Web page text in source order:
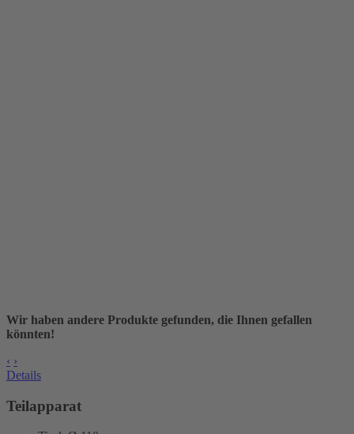
Wir haben andere Produkte gefunden, die Ihnen gefallen
könnten!
‹ ›
Details
Teilapparat